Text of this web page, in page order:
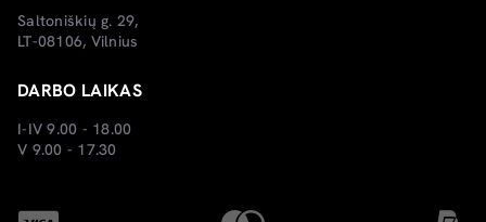
Saltoniškių g. 29,
LT-08106, Vilnius
DARBO LAIKAS
I-IV 9.00 - 18.00
V 9.00 - 17.30